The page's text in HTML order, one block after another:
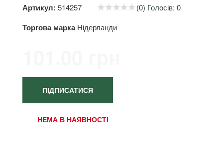
Артикул: 514257 (0) Голосів: 0
Торгова марка Нідерланди
ПІДПИСАТИСЯ
НЕМА В НАЯВНОСТІ